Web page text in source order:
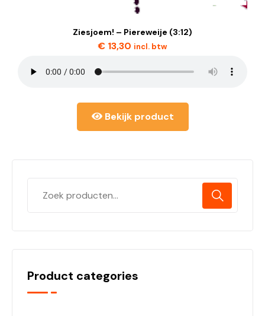
Ziesjoem! – Piereweije (3:12)
€ 13,30 incl. btw
Bekijk product
Product categories